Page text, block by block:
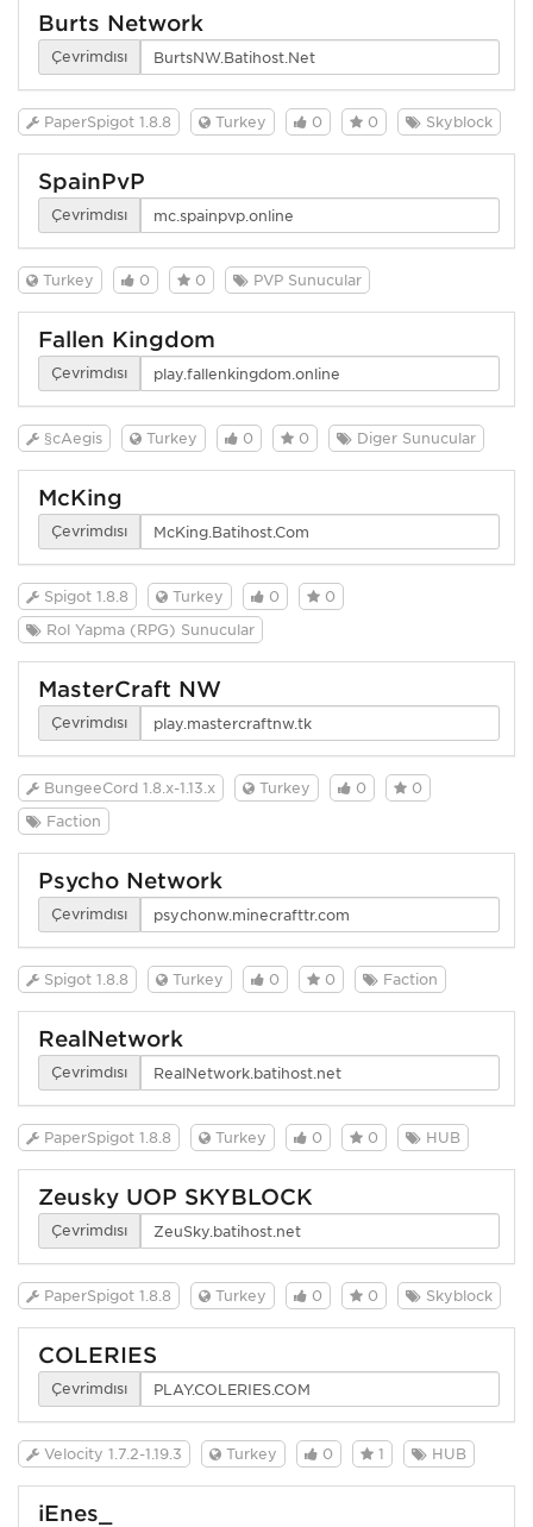
Burts Network
Çevrimdışı
PaperSpigot 1.8.8 Turkey 0 0 Skyblock
SpainPvP
Çevrimdışı
Turkey 0 0 PVP Sunucular
Fallen Kingdom
Çevrimdışı
§cAegis Turkey 0 0 Diğer Sunucular
McKing
Çevrimdışı
Spigot 1.8.8 Turkey 0
0
Rol Yapma (RPG) Sunucular
MasterCraft NW
Çevrimdışı
BungeeCord 1.8.x-1.13.x Turkey 0
0
Faction
Psycho Network
Çevrimdışı
Spigot 1.8.8 Turkey 0 0 Faction
RealNetwork
Çevrimdışı
PaperSpigot 1.8.8 Turkey 0 0 HUB
Zeusky UOP SKYBLOCK
Çevrimdışı
PaperSpigot 1.8.8 Turkey 0 0 Skyblock
COLERIES
Çevrimdışı
Velocity 1.7.2-1.19.3 Turkey 0 1 HUB
iEnes_